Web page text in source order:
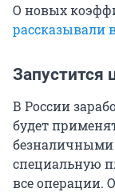
О новых
рассказывали
Запустится
В России
будет
безналичными
специальную
все операции.